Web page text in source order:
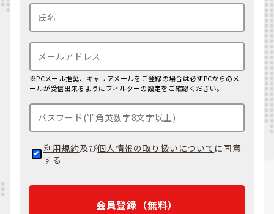
※PCメール推奨、キャリアメールをご登録の場合は必ずPCからのメ
ールが受信出来るようにフィルターの設定をご確認ください。
利用規約及び個人情報の取り扱いについて に同意
する
会員登録（無料）